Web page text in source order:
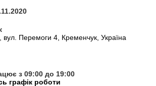
вул. Перемоги 4, Кременчук, Україна
з 09:00 до 19:00
графік роботи